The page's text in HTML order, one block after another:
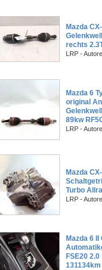
Mazda
rechts
LRP -
Mazda 6
original
89kw
LRP -
Mazda
Turbo
LRP -
Mazda 6 II
FSE20
131134km